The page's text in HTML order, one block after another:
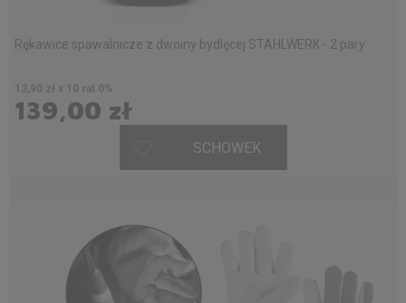
Rękawice spawalnicze z dwoiny bydlęcej STAHLWERK - 2 pary
139,00 zł
13,90 zł x 10 rat 0%
SCHOWEK